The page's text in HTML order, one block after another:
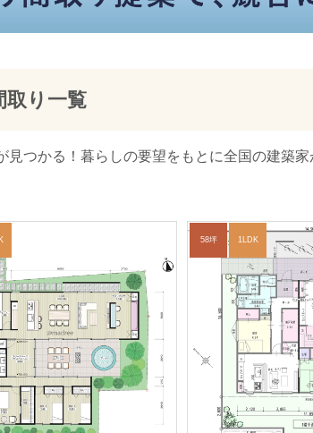
取り一覧
見つかる！暮らしの要望をもとに全国の建築
58坪 1LDK